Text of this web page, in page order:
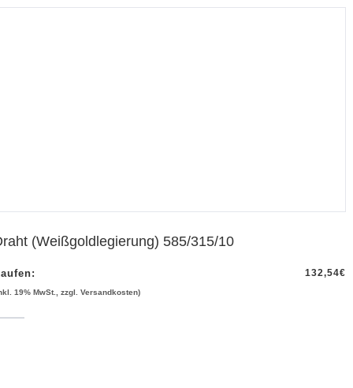
(Weißgoldlegierung) 585/315/10
132,54€
19% MwSt., zzgl. Versandkosten)